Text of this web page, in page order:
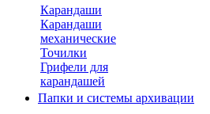
Карандаши
Карандаши
механические
Точилки
Грифели для
карандашей
Папки и системы архивации